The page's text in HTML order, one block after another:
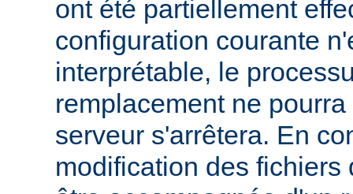
ont été partiellement
configuration courante
interprétable, le
remplacement ne
serveur s'arrêtera. En
modification des fichiers